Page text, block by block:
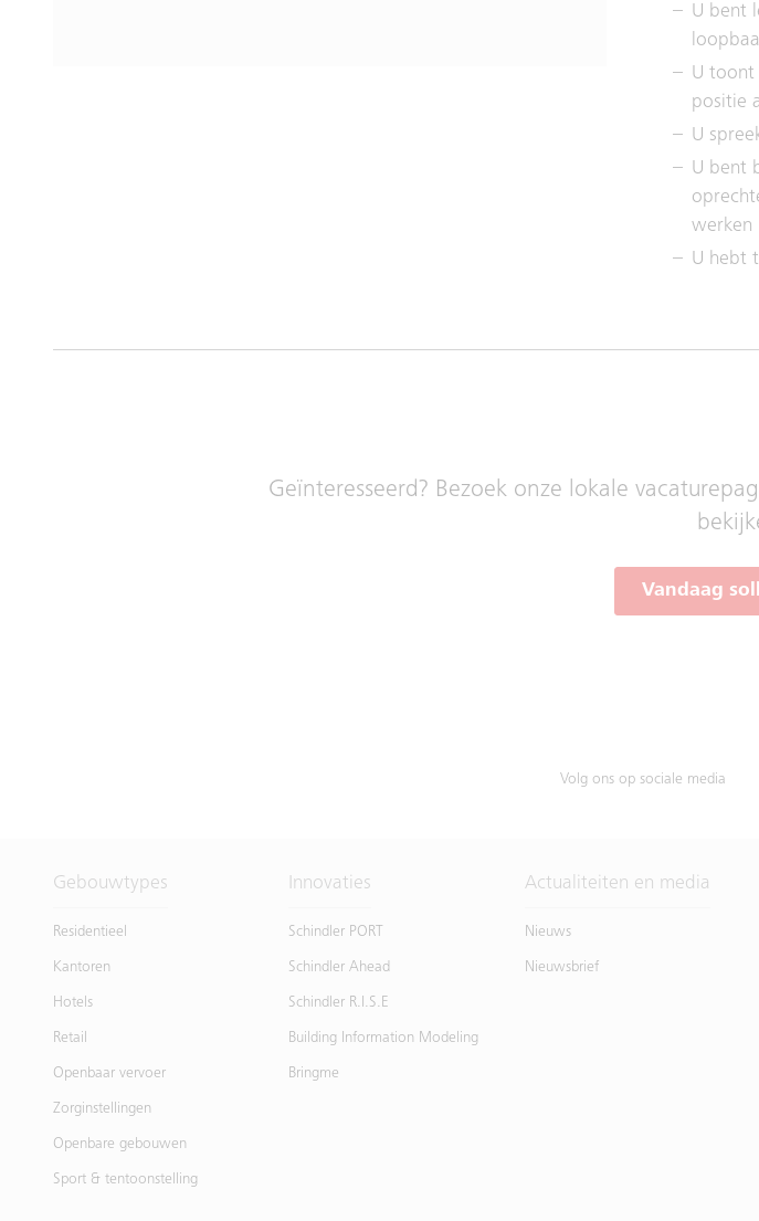
U bent
U toont
positie
U
U bent
werken
U hebt
Geïnteresseerd? Bezoek onze lokale
Vandaag
Volg ons op sociale media
Gebouwtypes
Residentieel
Kantoren
Hotels
Retail
Openbaar vervoer
Zorginstellingen
Openbare gebouwen
Sport & tentoonstelling
Innovaties
Schindler PORT
Schindler Ahead
Schindler R.I.S.E
Building Information Modeling
Bringme
Actualiteiten en media
Nieuws
Nieuwsbrief